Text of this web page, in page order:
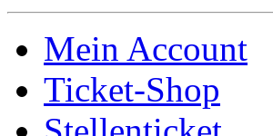
Mein Account
Ticket-Shop